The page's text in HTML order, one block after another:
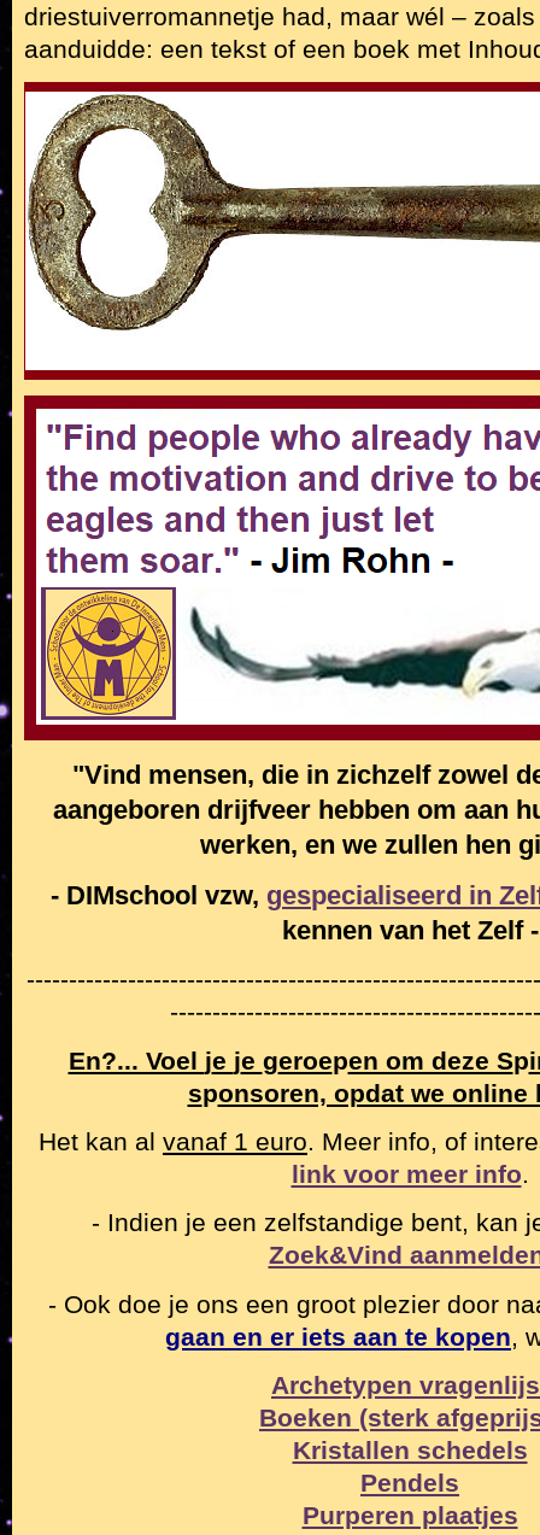
driestuiverromannetje had, maar wél –
aanduidde: een tekst of een boek met
"Vind mensen, die in zichzelf zowel
aangeboren drijfveer hebben om aan
werken, en we zullen hen
- DIMschool vzw, gespecialiseerd in
kennen van het Zelf -
En?... Voel je je geroepen om deze Sp
sponsoren, opdat we online
Het kan al vanaf 1 euro. Meer info, of
link voor meer info.
- Indien je een zelfstandige bent, kan
Zoek&Vind
- Ook doe je ons een groot plezier door
gaan en er iets aan te kopen,
Archetypen
Boeken (sterk
Kristallen schedels
Pendels
Purperen plaatjes